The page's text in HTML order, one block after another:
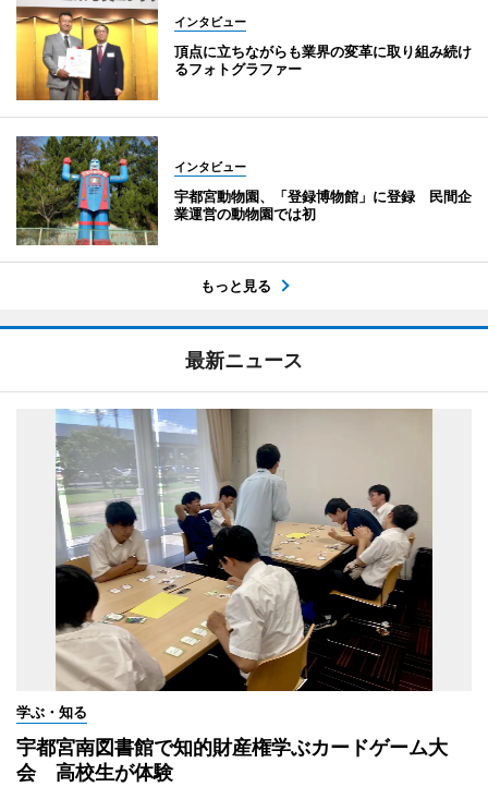
インタビュー
頂点に立ちながらも業界の変革に取り組み続け
るフォトグラファー
インタビュー
宇都宮動物園、「登録博物館」に登録 民間企
業運営の動物園では初
もっと見る
最新ニュース
学ぶ・知る
宇都宮南図書館で知的財産権学ぶカードゲーム大
会 高校生が体験